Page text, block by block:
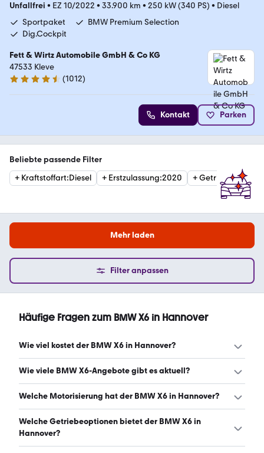
Unfallfrei • EZ 10/2022 • 33.900 km • 250 kW (340 PS) • Diesel
Sportpaket
BMW Premium Selection
Dig.Cockpit
Fett & Wirtz Automobile GmbH & Co KG
47533 Kleve
4.6 Sterne
(1012)
Kontakt Parken
Beliebte passende Filter
+ Kraftstoffart:Diesel + Erstzulassung:2020 +Getriebe:
Mehr laden
Filter anpassen
Häufige Fragen zum BMW X6 in Hannover
Wie viel kostet der BMW X6 in Hannover?
Ein guter Preis für einen BMW X6 in Hannover liegt
starten ab 671 € monatlich. (Stand: 7.8.2026)
Wie viele BMW X6-Angebote gibt es aktuell?
Es gibt insgesamt 57 BMW X6 bei mobile.de, davon 50
Welche Motorisierung hat der BMW X6 in Hannover?
Der BMW X6 in Hannover hat Leistungen zwischen 258
und 530 PS. (Stand: 7.8.2026)
Welche Getriebeoptionen bietet der BMW X6 in
Hannover?